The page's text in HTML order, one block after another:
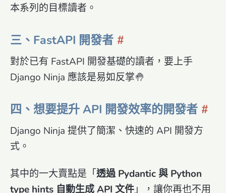
本系列的目標讀者。
三、FastAPI 開發者
對於已有 FastAPI 開發基礎的讀者，要上手
Django Ninja 應該是易如反掌🤚
四、想要提升 API 開發效率的開發者
Django Ninja 提供了簡潔、快速的 API 開發方
式。
其中的一大賣點是「透過 Pydantic 與 Python
type hints 自動生成 API 文件」，讓你再也不用